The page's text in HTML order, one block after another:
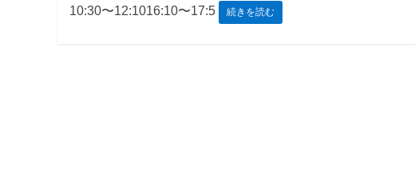
ン
10:30〜12:1016:10〜17:5
続きを読む